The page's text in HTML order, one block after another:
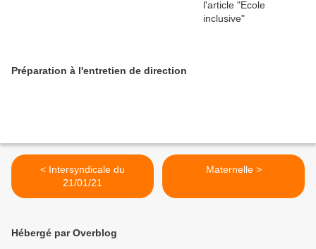
Préparation à l'entretien de direction
< Intersyndicale du
21/01/21
Maternelle >
Hébergé par Overblog